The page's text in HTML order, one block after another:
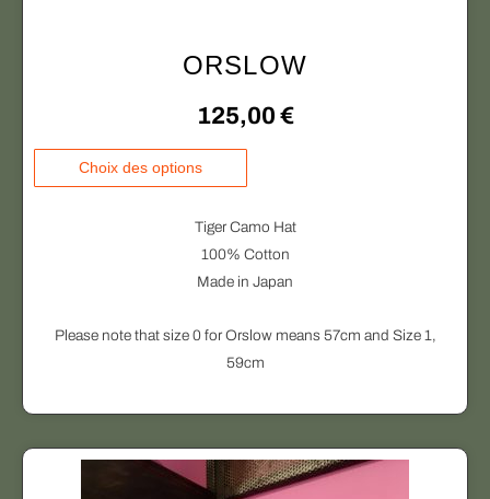
ORSLOW
125,00 €
Choix des options
e
u
l
u
Tiger Camo Hat
100% Cotton
Made in Japan
Please note that size 0 for Orslow means 57cm and Size 1,
59cm